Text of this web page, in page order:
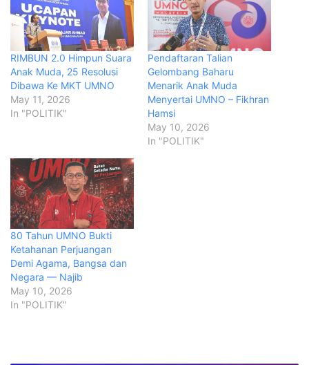
RIMBUN 2.0 Himpun Suara
Anak Muda, 25 Resolusi
Dibawa Ke MKT UMNO
May 11, 2026
In "POLITIK"
Pendaftaran Talian
Gelombang Baharu
Menarik Anak Muda
Menyertai UMNO – Fikhran
Hamsi
May 10, 2026
In "POLITIK"
80 Tahun UMNO Bukti
Ketahanan Perjuangan
Demi Agama, Bangsa dan
Negara — Najib
May 10, 2026
In "POLITIK"